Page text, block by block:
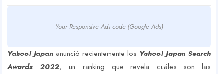
Your Responsive Ads code (Google Ads)
Yahoo! Japan anunció recientemente los Yahoo! Japan Search
Awards 2022, un ranking que revela cuáles son las